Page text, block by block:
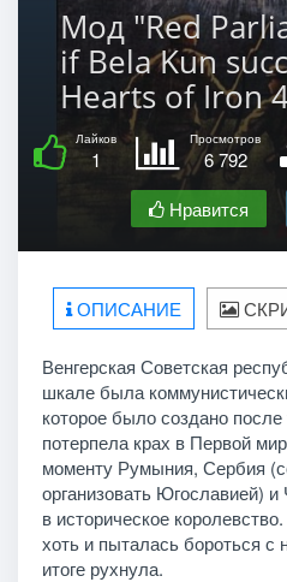
Мод "Red
if Bela Kun
Hearts of Iron
Лайков
1
Просмотров
6 792
Нравится
ОПИСАНИЕ
Венгерская Советская
шкале была
которое было создано после
потерпела крах в Первой
моменту Румыния, Сербия
организовать Югославией) и
в историческое
хоть и пыталась бороться с
итоге рухнула.